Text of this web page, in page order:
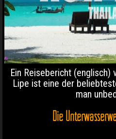
Ein Reisebericht (englisch)
Lipe ist eine der
man
Die